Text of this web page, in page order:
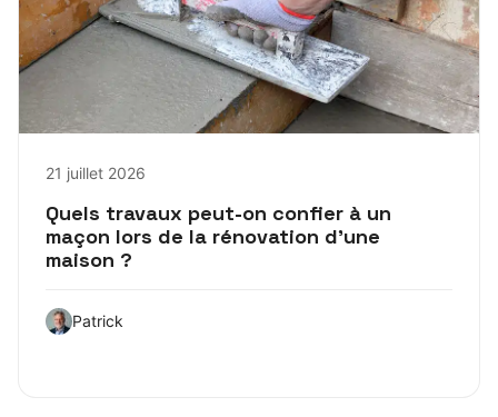
21 juillet 2026
Quels travaux peut-on confier à un
maçon lors de la rénovation d’une
maison ?
Patrick